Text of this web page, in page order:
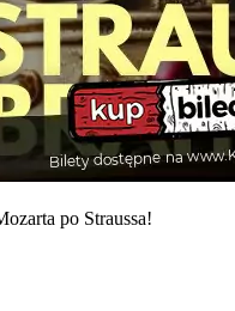
po Straussa!